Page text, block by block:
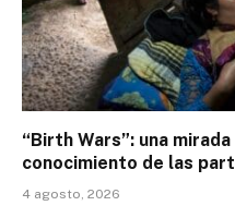
“Birth Wars”: una
conocimiento de las
4 agosto, 2026